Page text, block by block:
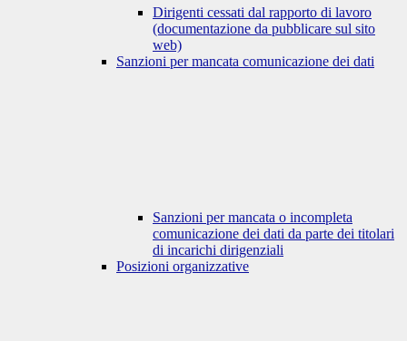
Dirigenti cessati dal rapporto di lavoro
(documentazione da pubblicare sul sito
web)
Sanzioni per mancata comunicazione dei dati
Sanzioni per mancata o incompleta
comunicazione dei dati da parte dei titolari
di incarichi dirigenziali
Posizioni organizzative